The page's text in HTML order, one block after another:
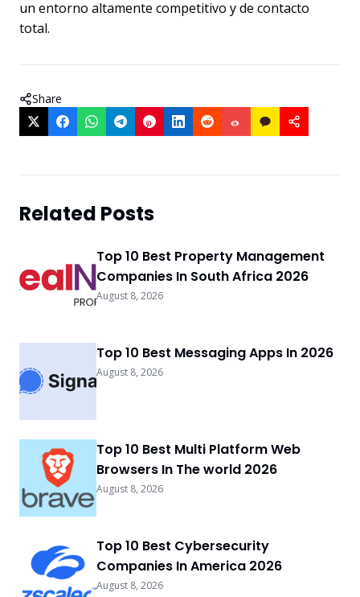
un entorno altamente competitivo y de contacto
total.
Share
Related Posts
Top 10 Best Property Management
Companies In South Africa 2026
August 8, 2026
Top 10 Best Messaging Apps In 2026
August 8, 2026
Top 10 Best Multi Platform Web
Browsers In The world 2026
August 8, 2026
Top 10 Best Cybersecurity
Companies In America 2026
August 8, 2026